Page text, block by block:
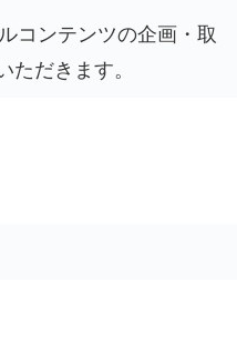
コンテンツの企画・取
だきます。